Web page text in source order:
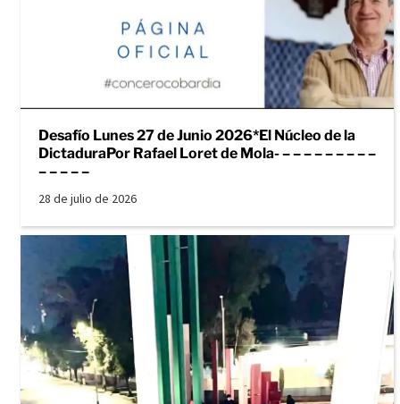
Desafío Lunes 27 de Junio 2026*El Núcleo de la
DictaduraPor Rafael Loret de Mola- – – – – – – – – –
– – – – –
28 de julio de 2026